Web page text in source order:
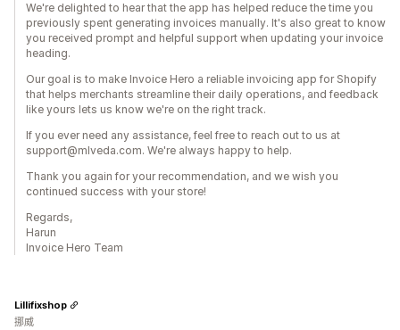
We're delighted to hear that the app has helped reduce the time you
previously spent generating invoices manually. It's also great to know
you received prompt and helpful support when updating your invoice
heading.
Our goal is to make Invoice Hero a reliable invoicing app for Shopify
that helps merchants streamline their daily operations, and feedback
like yours lets us know we're on the right track.
If you ever need any assistance, feel free to reach out to us at
support@mlveda.com. We're always happy to help.
Thank you again for your recommendation, and we wish you
continued success with your store!
Regards,
Harun
Invoice Hero Team
Lillifixshop
挪威